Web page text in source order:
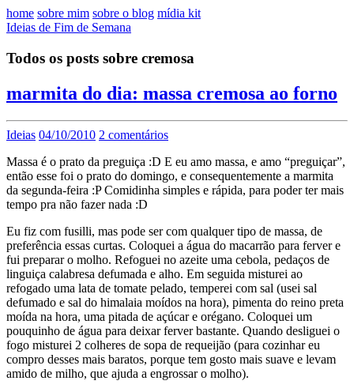
home sobre mim sobre o blog mídia kit
Ideias de Fim de Semana
Todos os posts sobre cremosa
marmita do dia: massa cremosa ao forno
Ideias 04/10/2010 2 comentários
Massa é o prato da preguiça :D E eu amo massa, e amo “preguiçar”,
então esse foi o prato do domingo, e consequentemente a marmita
da segunda-feira :P Comidinha simples e rápida, para poder ter mais
tempo pra não fazer nada :D
Eu fiz com fusilli, mas pode ser com qualquer tipo de massa, de
preferência essas curtas. Coloquei a água do macarrão para ferver e
fui preparar o molho. Refoguei no azeite uma cebola, pedaços de
linguiça calabresa defumada e alho. Em seguida misturei ao
refogado uma lata de tomate pelado, temperei com sal (usei sal
defumado e sal do himalaia moídos na hora), pimenta do reino preta
moída na hora, uma pitada de açúcar e orégano. Coloquei um
pouquinho de água para deixar ferver bastante. Quando desliguei o
fogo misturei 2 colheres de sopa de requeijão (para cozinhar eu
compro desses mais baratos, porque tem gosto mais suave e levam
amido de milho, que ajuda a engrossar o molho).